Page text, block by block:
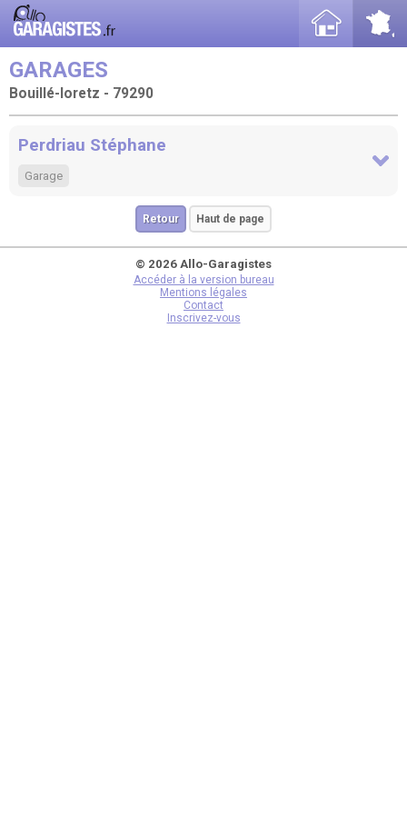
GARAGES
Bouillé-loretz - 79290
Perdriau Stéphane
Garage
Retour Haut de page
© 2026 Allo-Garagistes
Accéder à la version bureau
Mentions légales
Contact
Inscrivez-vous